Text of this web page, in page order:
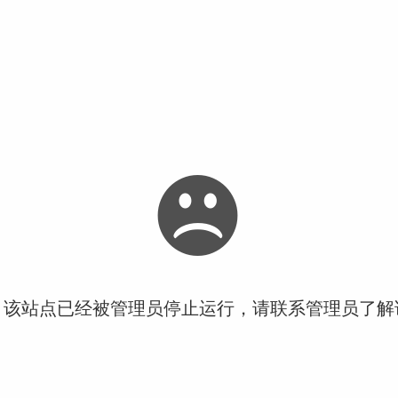
站点已经被管理员停止运行，请联系管理员了